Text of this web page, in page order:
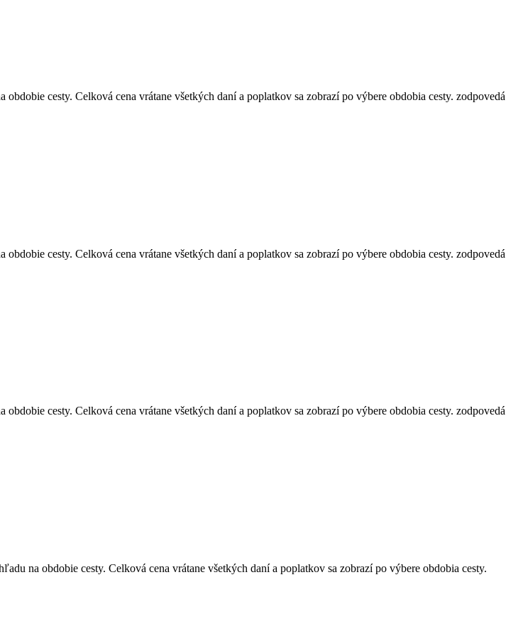
cesty. Celková cena vrátane všetkých daní a poplatkov sa zobrazí po výbere obdobia cesty. zodpovedá
cesty. Celková cena vrátane všetkých daní a poplatkov sa zobrazí po výbere obdobia cesty. zodpovedá
cesty. Celková cena vrátane všetkých daní a poplatkov sa zobrazí po výbere obdobia cesty. zodpovedá
na obdobie cesty. Celková cena vrátane všetkých daní a poplatkov sa zobrazí po výbere obdobia cesty.